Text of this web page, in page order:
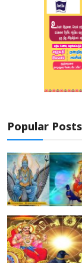
Popular Posts